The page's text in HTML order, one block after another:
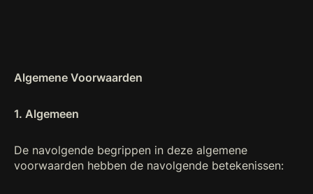
Algemene Voorwaarden
1. Algemeen
De navolgende begrippen in deze algemene
voorwaarden hebben de navolgende betekenissen: